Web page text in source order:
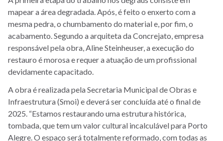
mapear a área degradada. Após, é feito o enxerto com a
mesma pedra, o chumbamento do material e, por fim, o
acabamento. Segundo a arquiteta da Concrejato, empresa
responsável pela obra, Aline Steinheuser, a execução do
restauro é morosa e requer a atuação de um profissional
devidamente capacitado.
A obra é realizada pela Secretaria Municipal de Obras e
Infraestrutura (Smoi) e deverá ser concluída até o final de
2025. “Estamos restaurando uma estrutura histórica,
tombada, que tem um valor cultural incalculável para Porto
Alegre. O espaço será totalmente reformado, com todas as